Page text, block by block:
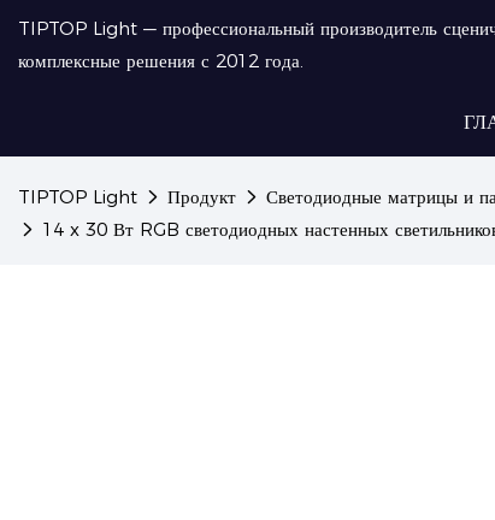
TIPTOP Light — профессиональный производитель
комплексные решения с 2012 года.
TIPTOP Light Продукт Светодиодные матрицы и
14 x 30 Вт RGB светодиодных настенных